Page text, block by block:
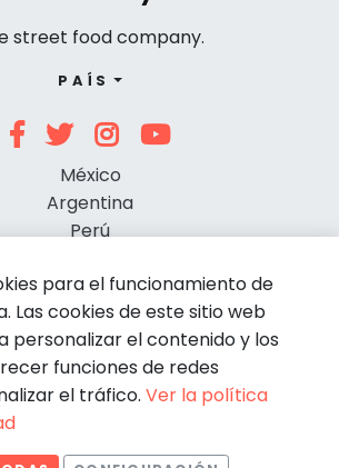
street food company.
PAÍS
México
Argentina
Perú
© Foodtruckya 2026
para el funcionamiento de
Las cookies de este sitio web
personalizar el contenido y los
funciones de redes
el tráfico. Ver la política